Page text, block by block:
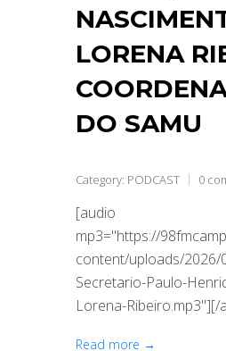
LORENA
DO SAMU
Category: PODCAST 0
[audio
mp3="https://
content/uploads/2026/
Secretario-Paulo-
Lorena-Ribeiro.mp3"][/
Read more →